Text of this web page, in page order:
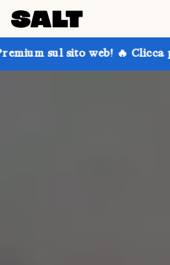
🔥 Clicca per saperne di più